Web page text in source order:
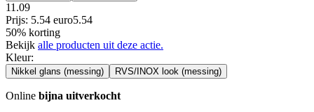
11.09
Prijs: 5.54 euro5.54
50% korting
Bekijk alle producten uit deze actie.
Kleur:
Nikkel glans (messing) RVS/INOX look (messing)
Online bijna uitverkocht